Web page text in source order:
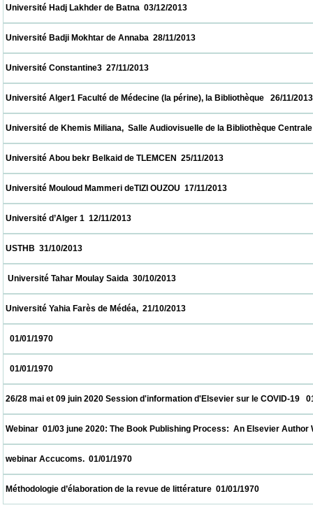
Université Hadj Lakhder de Batna  03/12/2013
Université Badji Mokhtar de Annaba  28/11/2013
Université Constantine3  27/11/2013
Université Alger1 Faculté de Médecine (la périne), la
Université de Khemis Miliana,  Salle Audiovisuelle de la
Université Abou bekr Belkaid de TLEMCEN  25/11/2013
Université Mouloud Mammeri deTIZI OUZOU  17/11/2013
Université d’Alger 1  12/11/2013
USTHB  31/10/2013
Université Tahar Moulay Saida  30/10/2013
Université Yahia Farès de Médéa,  21/10/2013
01/01/1970
01/01/1970
26/28 mai et 09 juin 2020 Session d'information d'Elsevier sur le
Webinar  01/03 june 2020: The Book Publishing Process:  An
webinar Accucoms.  01/01/1970
Méthodologie d’élaboration de la revue de littérature  01/01/